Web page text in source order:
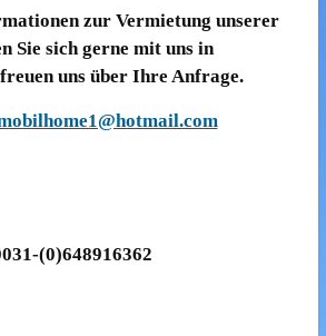
zur Vermietung unserer
Sie sich gerne mit uns in
uns über Ihre Anfrage.
(0)648916362